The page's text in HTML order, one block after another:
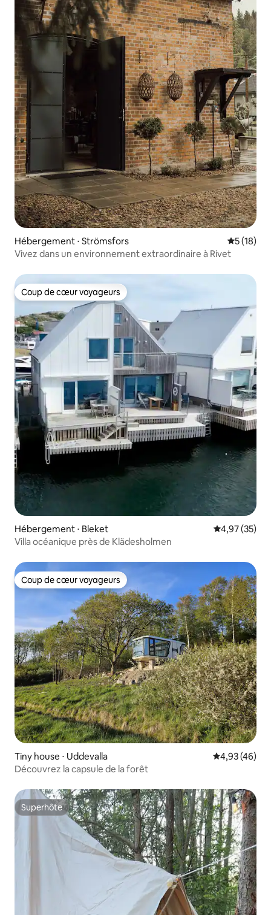
Hébergement ⋅ Strömsfors
5 (18)
Vivez dans un environnement extraordinaire à Rivet
Coup de cœur voyageurs
Coup de cœur voyageurs
Hébergement ⋅ Bleket Évaluation
4,97 (35)
Villa océanique près de Klädesholmen
Coup de cœur voyageurs
Coup de cœur voyageurs
Tiny house ⋅ Uddevalla Évaluation
4,93 (46)
Découvrez la capsule de la forêt
Superhôte
Superhôte